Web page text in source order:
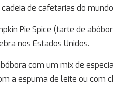
de cafetarias do
Pie Spice (tarte de
nos Estados Unidos.
com um mix de
a espuma de leite ou com